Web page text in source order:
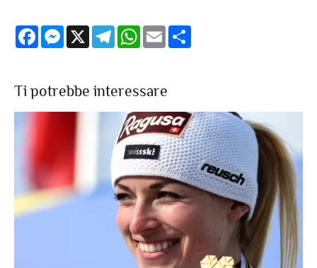
FacebookMessenger
X TelegramWhatsApp
Email
Ti potrebbe interessare